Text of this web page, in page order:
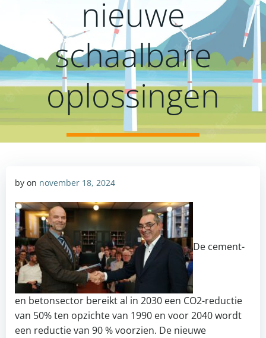
nieuwe
schaalbare
oplossingen
by on november 18, 2024
De cement-
en betonsector bereikt al in 2030 een CO2-reductie
van 50% ten opzichte van 1990 en voor 2040 wordt
een reductie van 90 % voorzien. De nieuwe